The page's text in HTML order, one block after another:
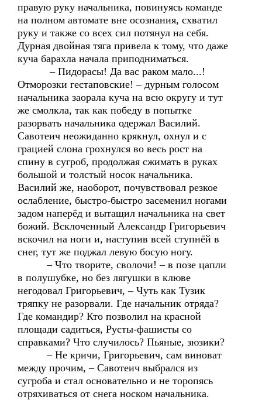
правую руку начальника, повинуясь команде
на полном автомате вне осознания, схватил
руку и также со всех сил потянул на себя.
Дурная двойная тяга привела к тому, что даже
куча барахла начала приподниматься.
– Пидорасы! Да вас раком мало...!
Отморозки гестаповские! – дурным голосом
начальника заорала куча на всю округу и тут
же смолкла, так как победу в попытке
разорвать начальника одержал Василий.
Савотеич неожиданно крякнул, охнул и с
грацией слона грохнулся во весь рост на
спину в сугроб, продолжая сжимать в руках
большой и толстый носок начальника.
Василий же, наоборот, почувствовал резкое
ослабление, быстро-быстро засеменил ногами
задом наперёд и вытащил начальника на свет
божий. Всклоченный Александр Григорьевич
вскочил на ноги и, наступив всей ступнёй в
снег, тут же поджал левую босую ногу.
– Что творите, сволочи! – в позе цапли
в полушубке, но без лягушки в клюве
негодовал Григорьевич, – Чуть как Тузик
тряпку не разорвали. Где начальник отряда?
Где командир? Кто позволил на красной
площади садиться, Русты-фашисты со
справками? Что случилось? Пьяные, зюзики?
– Не кричи, Григорьевич, сам виноват
между прочим, – Савотеич выбрался из
сугроба и стал основательно и не торопясь
отряхиваться от снега носком начальника.